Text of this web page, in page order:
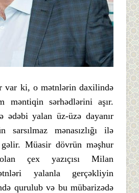
var ki, o mətnlərin daxilində
məntiqin sərhədlərini aşır.
ədəbi yalan üz-üzə dayanır
sarsılmaz mənasızlığı ilə
Müasir dövrün məşhur
olan çex yazıçısı Milan
yalanla gerçəkliyin
qurulub və bu mübarizədə